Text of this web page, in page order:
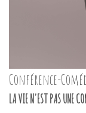
Conférence-
LA VIE N'EST PAS UNE